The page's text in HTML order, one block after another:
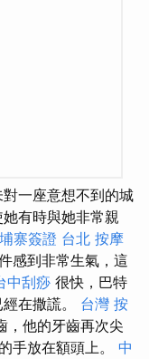
一座意想不到的城
有時與她非常親
寨簽證 台北 按摩
感到非常生氣，這
中刮痧 很快，巴特
在撒謊。 台灣 按
，他的牙齒再次尖
手放在額頭上。 中